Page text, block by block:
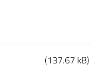
(137.67 kB)